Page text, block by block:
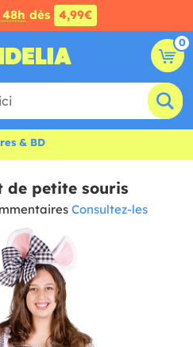
dès 4,99€
0
& BD
de petite souris
Consultez-les